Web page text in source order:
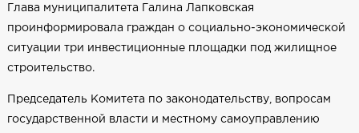
Глава муниципалитета Галина Лапковская
проинформировала граждан о социально-экономической
ситуации три инвестиционные площадки под жилищное
строительство.
Председатель Комитета по законодательству, вопросам
государственной власти и местному самоуправлению